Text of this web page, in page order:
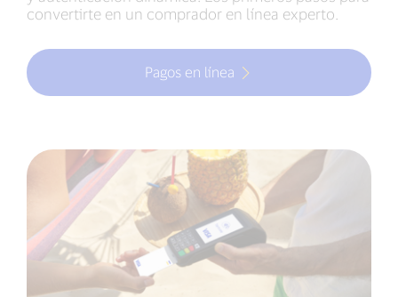
convertirte en un comprador en línea experto.
Pagos en línea